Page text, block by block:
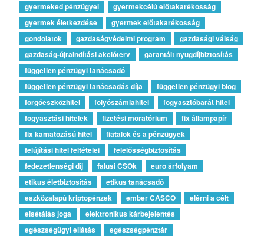
gyermeked pénzügyei
gyermekcélú előtakarékosság
gyermek életkezdése
gyermek előtakarékosság
gondolatok
gazdaságvédelmi program
gazdasági válság
gazdaság-újraindítási akcióterv
garantált nyugdíjbiztosítás
független pénzügyi tanácsadó
független pénzügyi tanácsadás díja
független pénzügyi blog
forgóeszközhitel
folyószámlahitel
fogyasztóbarát hitel
fogyasztási hitelek
fizetési moratórium
fix állampapír
fix kamatozású hitel
fiatalok és a pénzügyek
felújítási hitel feltételei
felelősségbiztosítás
fedezetlenségi díj
falusi CSOk
euro árfolyam
etikus életbiztosítás
etikus tanácsadó
eszközalapú kriptopénzek
ember CASCO
elérni a célt
elsétálás joga
elektronikus kárbejelentés
egészségügyi ellátás
egészségpénztár